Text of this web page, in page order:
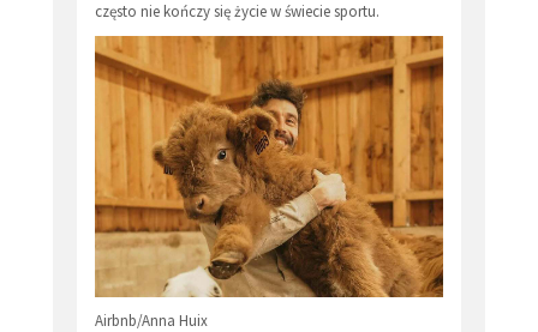
często nie kończy się życie w świecie sportu.
Airbnb/Anna Huix